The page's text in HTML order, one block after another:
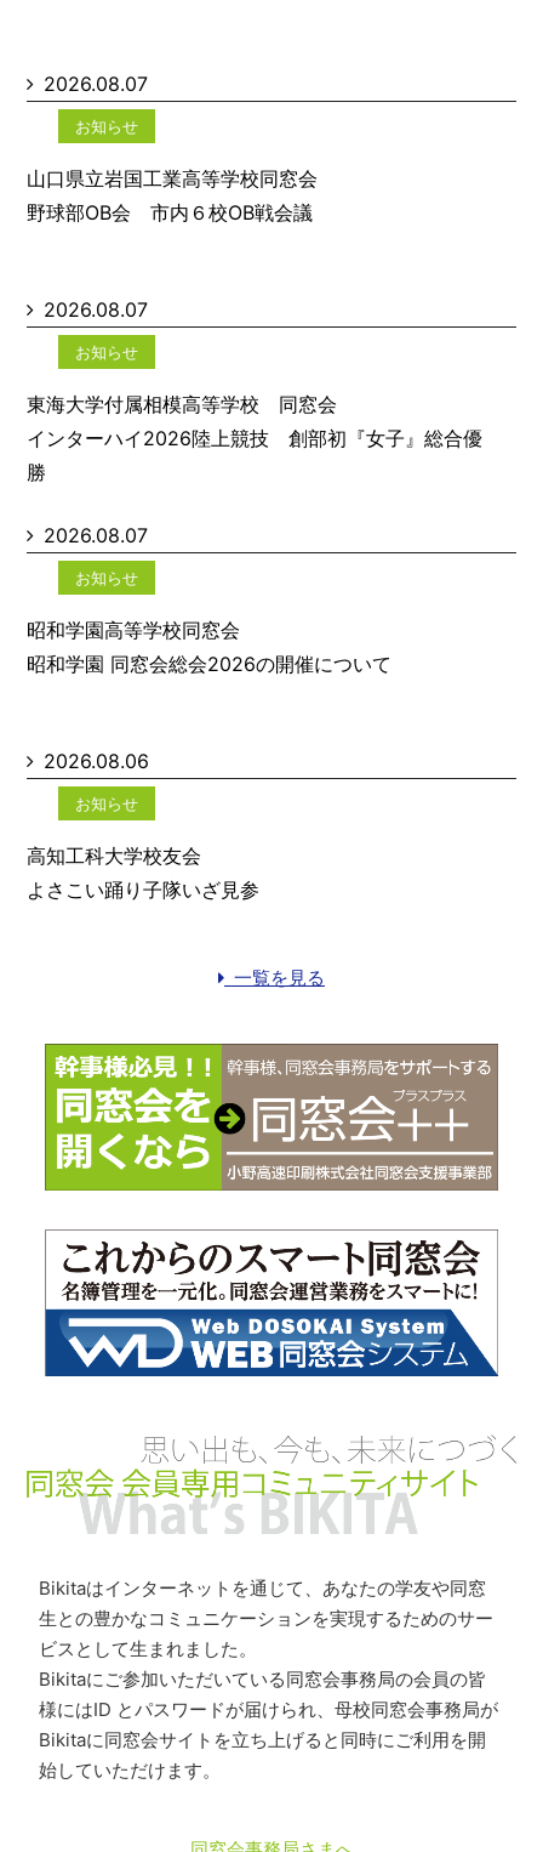
2026.08.07
お知らせ
山口県立岩国工業高等学校同窓会
野球部OB会 市内６校OB戦会議
2026.08.07
お知らせ
東海大学付属相模高等学校 同窓会
インターハイ2026陸上競技 創部初『女子』総合優
勝
2026.08.07
お知らせ
昭和学園高等学校同窓会
昭和学園 同窓会総会2026の開催について
2026.08.06
お知らせ
高知工科大学校友会
よさこい踊り子隊いざ見参
一覧を見る
Bikitaはインターネットを通じて、あなたの学友や同窓
生との豊かなコミュニケーションを実現するためのサー
ビスとして生まれました。
Bikitaにご参加いただいている同窓会事務局の会員の皆
様にはID とパスワードが届けられ、母校同窓会事務局が
Bikitaに同窓会サイトを立ち上げると同時にご利用を開
始していただけます。